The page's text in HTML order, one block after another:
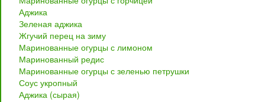
Аджика
Зеленая аджика
Жгучий перец на зиму
Маринованные огурцы с лимоном
Маринованный редис
Маринованные огурцы с зеленью петрушки
Соус укропный
Аджика (сырая)